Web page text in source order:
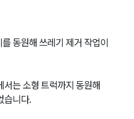
동원해 쓰레기 제거 작업이
는 소형 트럭까지 동원해
습니다.